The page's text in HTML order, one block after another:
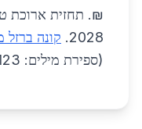
2028. קונה ברזל
(ספירת מילים: 1123)